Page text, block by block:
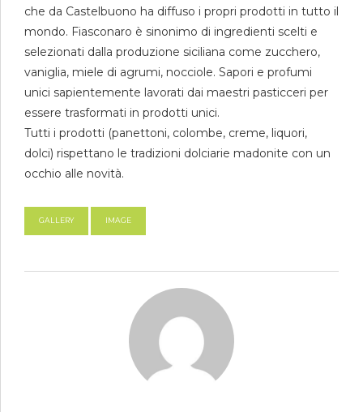
che da Castelbuono ha diffuso i propri prodotti in tutto il
mondo. Fiasconaro è sinonimo di ingredienti scelti e
selezionati dalla produzione siciliana come zucchero,
vaniglia, miele di agrumi, nocciole. Sapori e profumi
unici sapientemente lavorati dai maestri pasticceri per
essere trasformati in prodotti unici.
Tutti i prodotti (panettoni, colombe, creme, liquori,
dolci) rispettano le tradizioni dolciarie madonite con un
occhio alle novità.
GALLERY IMAGE